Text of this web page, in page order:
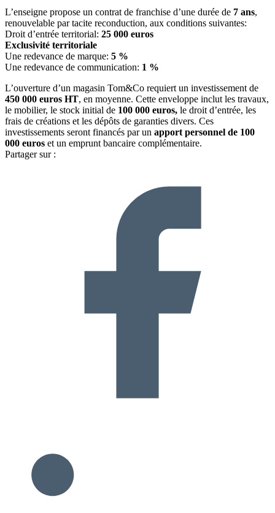
L’enseigne propose un contrat de franchise d’une durée de 7 ans,
renouvelable par tacite reconduction, aux conditions suivantes:
Droit d’entrée territorial: 25 000 euros
Exclusivité territoriale
Une redevance de marque: 5 %
Une redevance de communication: 1 %
L’ouverture d’un magasin Tom&Co requiert un investissement de
450 000 euros HT, en moyenne. Cette enveloppe inclut les travaux,
le mobilier, le stock initial de 100 000 euros, le droit d’entrée, les
frais de créations et les dépôts de garanties divers. Ces
investissements seront financés par un apport personnel de 100
000 euros et un emprunt bancaire complémentaire.
Partager sur :